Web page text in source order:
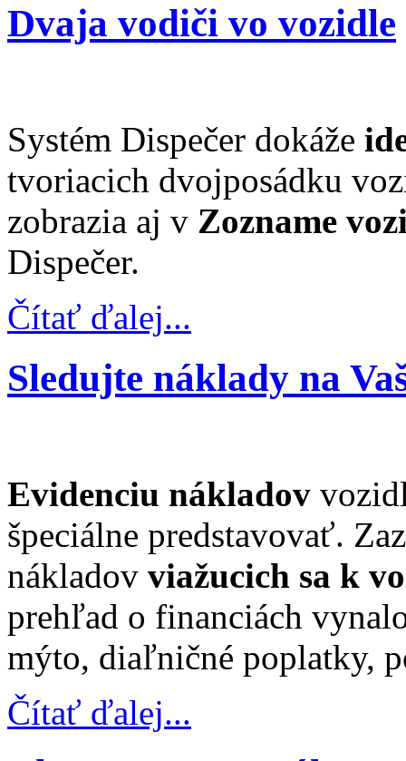
Dvaja vodiči vo vozidle
Systém Dispečer dokáže
tvoriacich dvojposádku
zobrazia aj v Zozname
Dispečer.
Čítať ďalej...
Sledujte náklady na
Evidenciu nákladov
špeciálne predstavovať.
nákladov viažucich sa k
prehľad o financiách
mýto, diaľničné poplatky,
Čítať ďalej...